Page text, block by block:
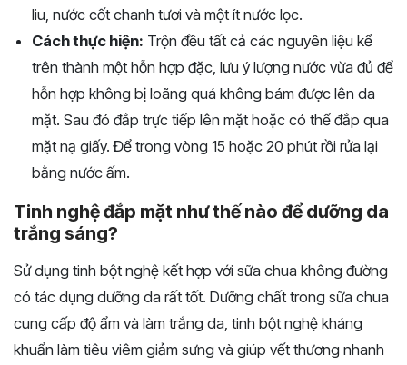
liu, nước cốt chanh tươi và một ít nước lọc.
Cách thực hiện: Trộn đều tất cả các nguyên liệu kể
trên thành một hỗn hợp đặc, lưu ý lượng nước vừa đủ để
hỗn hợp không bị loãng quá không bám được lên da
mặt. Sau đó đắp trực tiếp lên mặt hoặc có thể đắp qua
mặt nạ giấy. Để trong vòng 15 hoặc 20 phút rồi rửa lại
bằng nước ấm.
Tinh nghệ đắp mặt như thế nào để dưỡng da
trắng sáng?
Sử dụng tinh bột nghệ kết hợp với sữa chua không đường
có tác dụng dưỡng da rất tốt. Dưỡng chất trong sữa chua
cung cấp độ ẩm và làm trắng da, tinh bột nghệ kháng
khuẩn làm tiêu viêm giảm sưng và giúp vết thương nhanh